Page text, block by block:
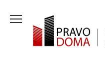
содержанию